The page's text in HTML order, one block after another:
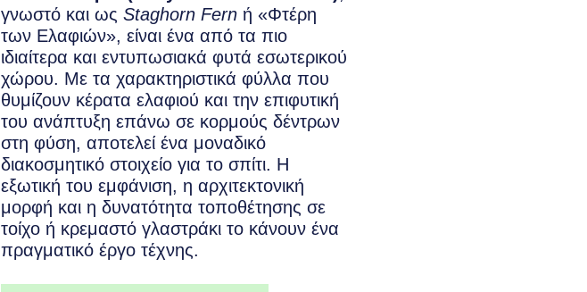
γνωστό και ως Staghorn Fern ή «Φτέρη
των Ελαφιών», είναι ένα από τα πιο
ιδιαίτερα και εντυπωσιακά φυτά εσωτερικού
χώρου. Με τα χαρακτηριστικά φύλλα που
θυμίζουν κέρατα ελαφιού και την επιφυτική
του ανάπτυξη επάνω σε κορμούς δέντρων
στη φύση, αποτελεί ένα μοναδικό
διακοσμητικό στοιχείο για το σπίτι. Η
εξωτική του εμφάνιση, η αρχιτεκτονική
μορφή και η δυνατότητα τοποθέτησης σε
τοίχο ή κρεμαστό γλαστράκι το κάνουν ένα
πραγματικό έργο τέχνης.